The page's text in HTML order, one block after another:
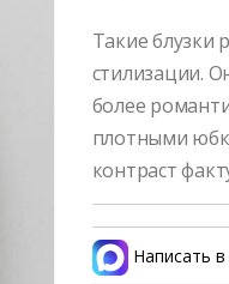
Такие блузки
стилизации.
более
плотными
контраст
Написать в